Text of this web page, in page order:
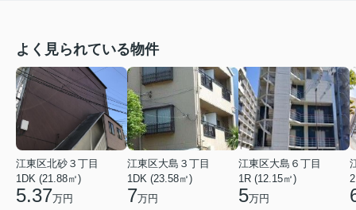
よく見られている物件
江東区北砂３丁目
1DK (21.88㎡)
5.37万円
江東区大島３丁目
1DK (23.58㎡)
7万円
江東区大島６丁目
1R (12.15㎡)
5万円